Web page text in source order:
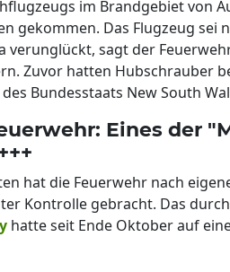
im Brandgebiet von
gekommen. Das Flugzeug sei
verunglückt, sagt der
Zuvor hatten Hubschrauber
Bundesstaats New South
Eines der
hat die Feuerwehr nach
Kontrolle gebracht. Das
hatte seit Ende Oktober auf